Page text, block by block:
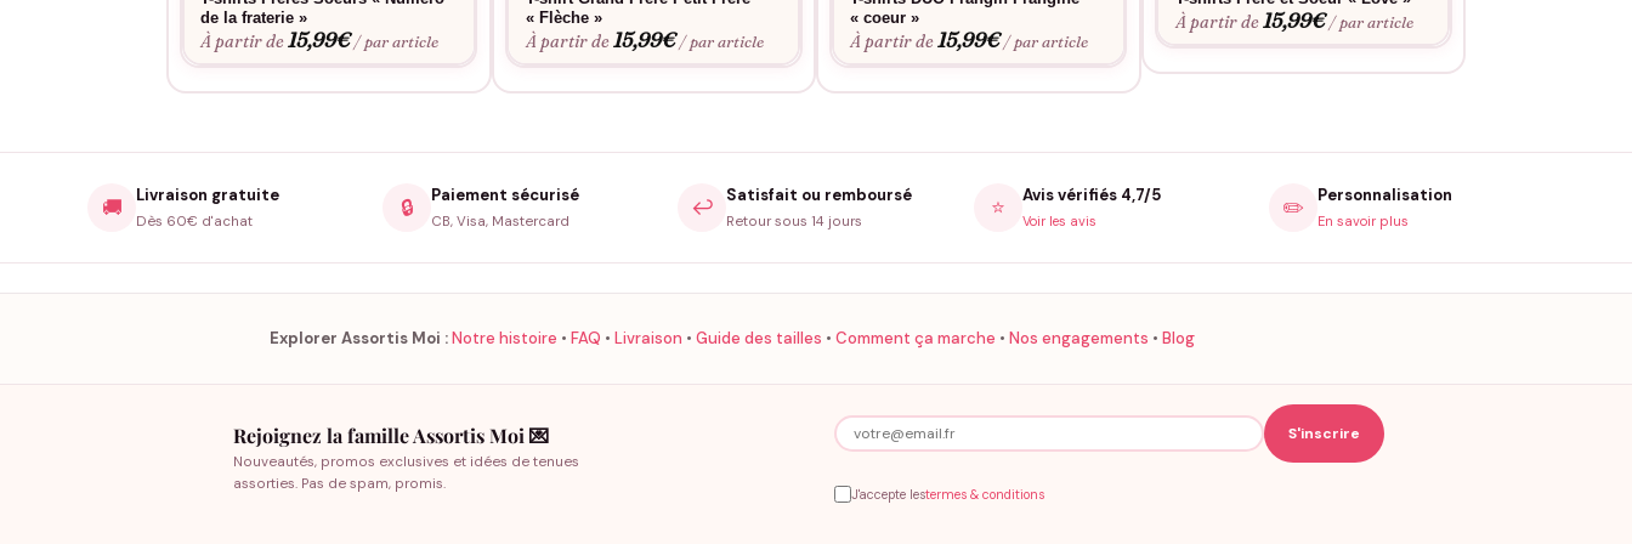
qui résiste aux lavages répétés et aux aventures du quotidien. Style intemporel qui traverse les saisons sans se démoder.
de la fraterie »
À partir de15,99€ / par article
« Flèche »
À partir de15,99€ / par article
« coeur »
À partir de15,99€ / par article
À partir de15,99€ / par article
🚚 Livraison gratuite
Dès 60€ d'achat
🔒 Paiement sécurisé
CB, Visa, Mastercard
↩️ Satisfait ou remboursé
Retour sous 14 jours
⭐ Avis vérifiés 4,7/5
Voir les avis ✏️ Personnalisation
En savoir plus
Explorer Assortis Moi :Notre histoire • FAQ • Livraison • Guide des tailles • Comment ça marche • Nos engagements • Blog
Rejoignez la famille Assortis Moi 💌
Nouveautés, promos exclusives et idées de tenues
assorties. Pas de spam, promis.
J'accepte lestermes & conditions